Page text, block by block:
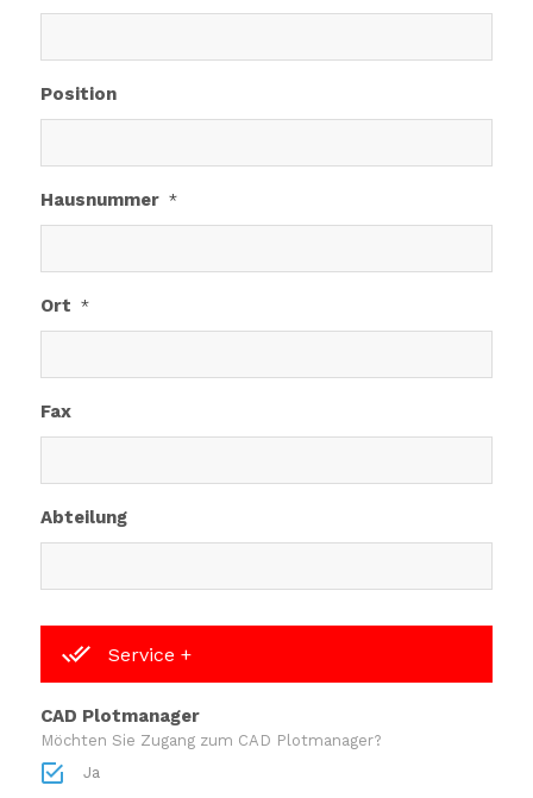
Position
Hausnummer *
Ort *
Fax
Abteilung
Service +
CAD Plotmanager
Möchten Sie Zugang zum CAD Plotmanager?
Ja